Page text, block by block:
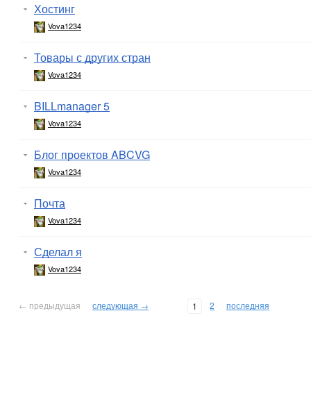
Хостинг
Vova1234
Товары с других стран
Vova1234
BILLmanager 5
Vova1234
Блог проектов ABCVG
Vova1234
Почта
Vova1234
Сделал я
Vova1234
← предыдущая следующая → 1 2 последняя